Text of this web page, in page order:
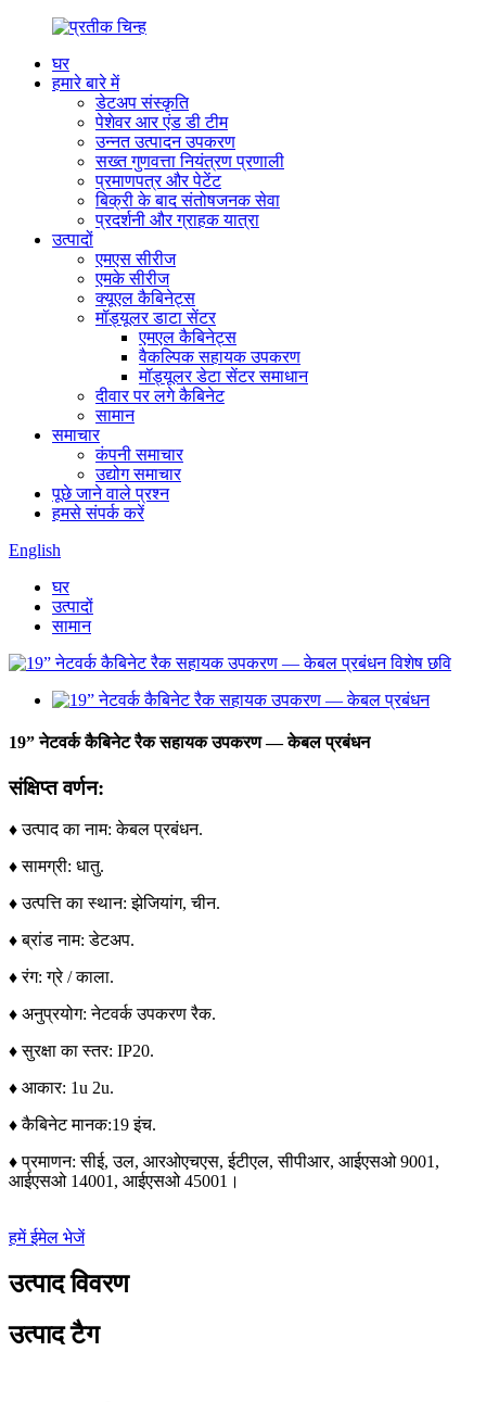
घर
हमारे बारे में
डेटअप संस्कृति
पेशेवर आर एंड डी टीम
उन्नत उत्पादन उपकरण
सख्त गुणवत्ता नियंत्रण प्रणाली
प्रमाणपत्र और पेटेंट
बिक्री के बाद संतोषजनक सेवा
प्रदर्शनी और ग्राहक यात्रा
उत्पादों
एमएस सीरीज
एमके सीरीज
क्यूएल कैबिनेट्स
मॉड्यूलर डाटा सेंटर
एमएल कैबिनेट्स
वैकल्पिक सहायक उपकरण
मॉड्यूलर डेटा सेंटर समाधान
दीवार पर लगे कैबिनेट
सामान
समाचार
कंपनी समाचार
उद्योग समाचार
पूछे जाने वाले प्रश्न
हमसे संपर्क करें
English
घर
उत्पादों
सामान
19” नेटवर्क कैबिनेट रैक सहायक उपकरण — केबल प्रबंधन
संक्षिप्त वर्णन:
♦ उत्पाद का नाम: केबल प्रबंधन.
♦ सामग्री: धातु.
♦ उत्पत्ति का स्थान: झेजियांग, चीन.
♦ ब्रांड नाम: डेटअप.
♦ रंग: ग्रे / काला.
♦ अनुप्रयोग: नेटवर्क उपकरण रैक.
♦ सुरक्षा का स्तर: IP20.
♦ आकार: 1u 2u.
♦ कैबिनेट मानक:19 इंच.
♦ प्रमाणन: सीई, उल, आरओएचएस, ईटीएल, सीपीआर, आईएसओ 9001,
आईएसओ 14001, आईएसओ 45001।
हमें ईमेल भेजें
उत्पाद विवरण
उत्पाद टैग